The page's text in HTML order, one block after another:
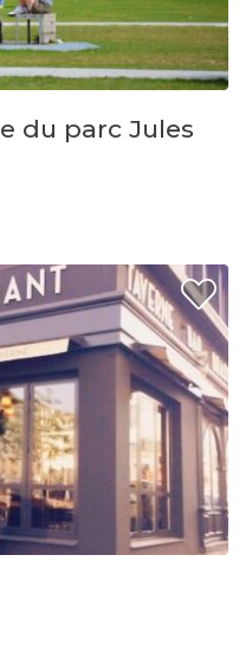
du parc Jules